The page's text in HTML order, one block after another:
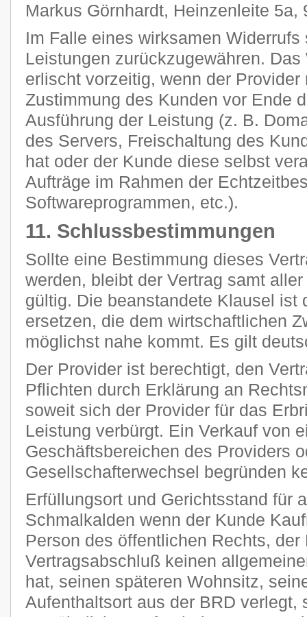
Markus Görnhardt, Heinzenleite 5a,
Im Falle eines wirksamen
Leistungen zurückzugewähren.
erlischt vorzeitig, wenn der
Zustimmung des Kunden vor Ende
Ausführung der Leistung (z. B.
des Servers, Freischaltung des
hat oder der Kunde diese selbst
Aufträge im Rahmen der
Softwareprogrammen, etc.).
11. Schlussbestimmungen
Sollte eine Bestimmung dieses
werden, bleibt der Vertrag samt
gültig. Die beanstandete Klausel ist
ersetzen, die dem wirtschaftlichen
möglichst nahe kommt. Es gilt
Der Provider ist berechtigt, den
Pflichten durch Erklärung an
soweit sich der Provider für das
Leistung verbürgt. Ein Verkauf von
Geschäftsbereichen des Providers
Gesellschafterwechsel begründen
Erfüllungsort und Gerichtsstand für
Schmalkalden wenn der Kunde
Person des öffentlichen Rechts, der
Vertragsabschluß keinen
hat, seinen späteren Wohnsitz,
Aufenthaltsort aus der BRD verlegt,